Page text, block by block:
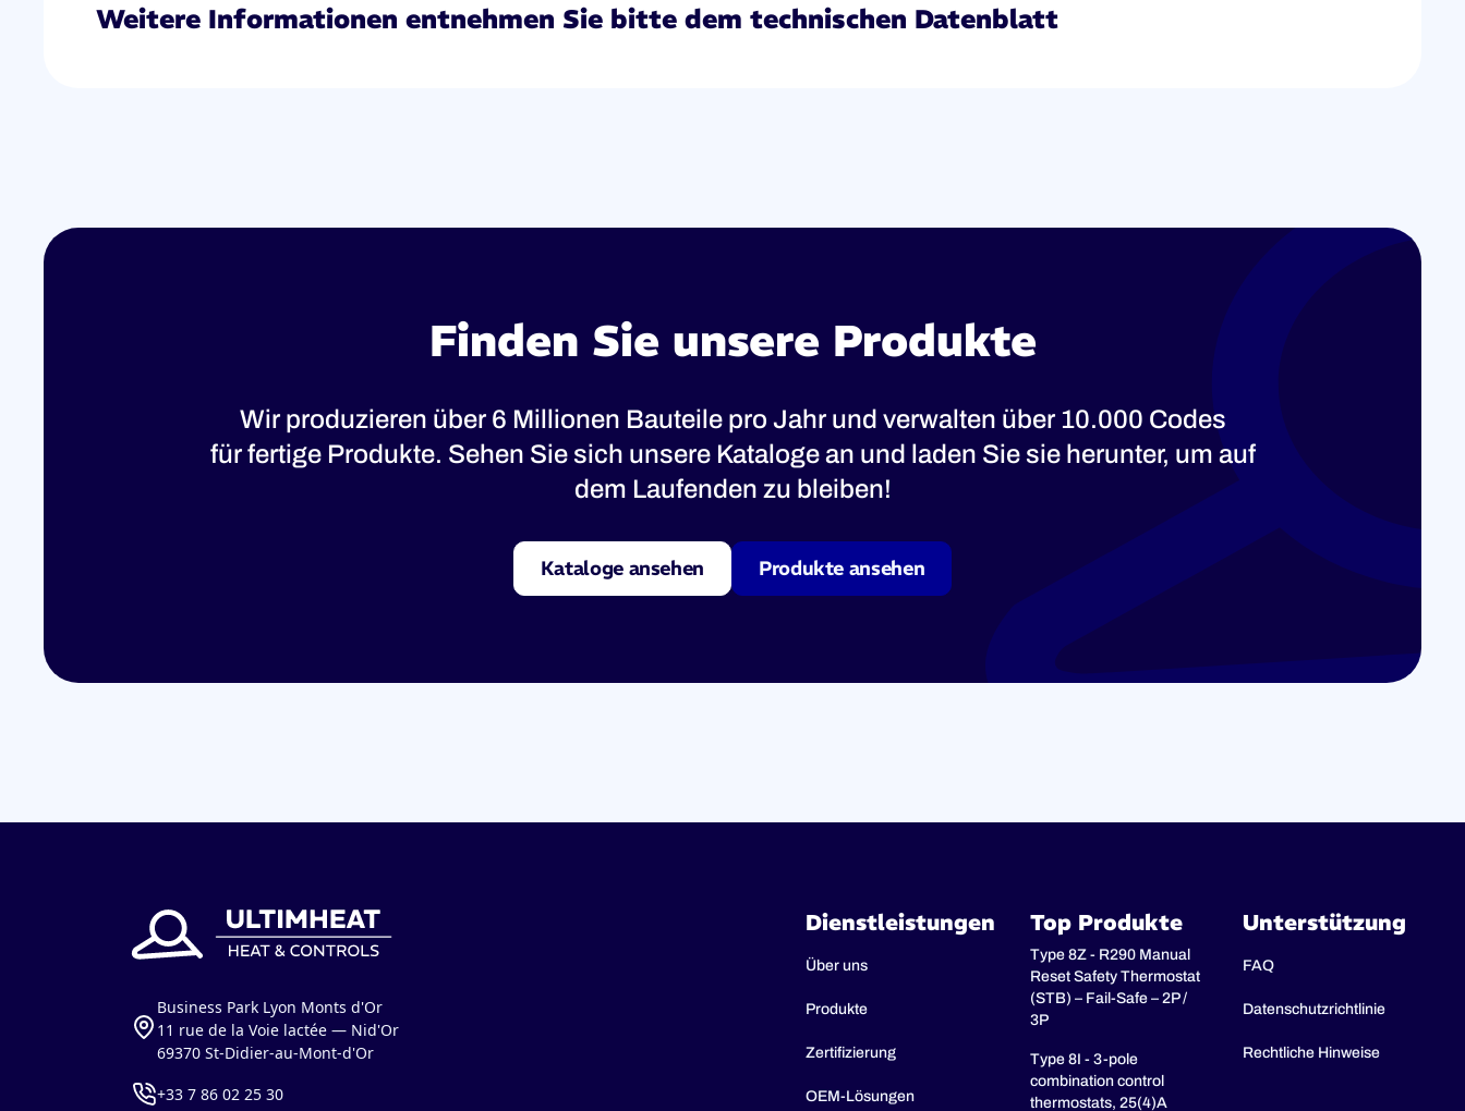
Weitere Informationen entnehmen Sie bitte dem technischen Datenblatt
Finden Sie unsere Produkte
Wir produzieren über 6 Millionen Bauteile pro Jahr und verwalten über 10.000 Codes
für fertige Produkte. Sehen Sie sich unsere Kataloge an und laden Sie sie herunter, um auf
dem Laufenden zu bleiben!
Kataloge ansehen Produkte ansehen
Business Park Lyon Monts d'Or
11 rue de la Voie lactée — Nid'Or
69370 St-Didier-au-Mont-d'Or
+33 7 86 02 25 30
Dienstleistungen
Über uns
Produkte
Zertifizierung
OEM-Lösungen
Top Produkte
Type 8Z - R290 Manual
Reset Safety Thermostat
(STB) – Fail-Safe – 2P /
3P
Type 8I - 3-pole
combination control
thermostats, 25(4)A
Unterstützung
FAQ
Datenschutzrichtlinie
Rechtliche Hinweise